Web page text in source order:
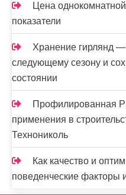
Цена
показатели
Хранение гирлянд —
следующему сезону и
состоянии
Профилированная
применения в
Технониколь
Как качество и
поведенческие факторы